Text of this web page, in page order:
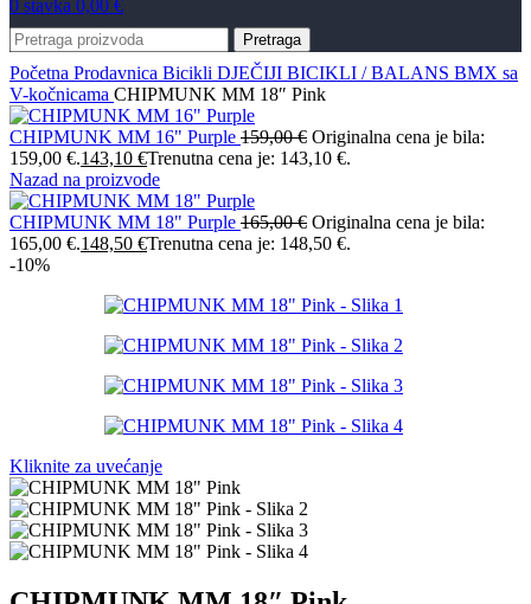
0 stavka 0,00 €
Pretraga
Početna Prodavnica Bicikli DJEČIJI BICIKLI / BALANS BMX sa
V-kočnicama CHIPMUNK MM 18″ Pink
CHIPMUNK MM 16" Purple 159,00€ Originalna cena je bila:
159,00 €.143,10 €Trenutna cena je: 143,10 €.
Nazad na proizvode
CHIPMUNK MM 18" Purple 165,00€ Originalna cena je bila:
165,00 €.148,50 €Trenutna cena je: 148,50 €.
-10%
Kliknite za uvećanje